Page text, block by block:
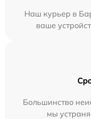
Наш курьер в
ваше
Большинство
мы